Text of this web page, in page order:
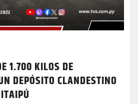
1.700 KILOS DE
DEPÓSITO CLANDESTINO